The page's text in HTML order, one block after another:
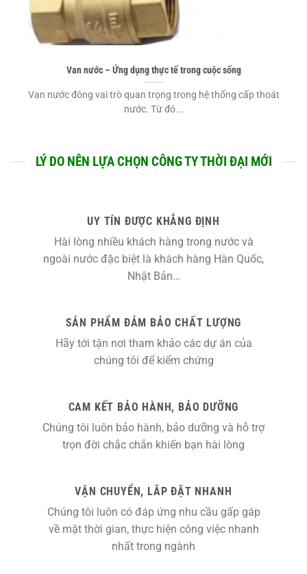
Van nước – Ứng dụng thực tế trong cuộc sống
Van nước đóng vai trò quan trọng trong hệ thống cấp thoát
nước. Từ đó...
LÝ DO NÊN LỰA CHỌN CÔNG TY THỜI ĐẠI MỚI
UY TÍN ĐƯỢC KHẲNG ĐỊNH
Hài lòng nhiều khách hàng trong nước và
ngoài nước đặc biệt là khách hàng Hàn Quốc,
Nhật Bản…
SẢN PHẨM ĐẢM BẢO CHẤT LƯỢNG
Hãy tới tận nơi tham khảo các dự án của
chúng tôi để kiểm chứng
CAM KẾT BẢO HÀNH, BẢO DƯỠNG
Chúng tôi luôn bảo hành, bảo dưỡng và hỗ trợ
trọn đời chắc chắn khiến bạn hài lòng
VẬN CHUYỂN, LẮP ĐẶT NHANH
Chúng tôi luôn có đáp ứng nhu cầu gấp gáp
về mặt thời gian, thực hiện công việc nhanh
nhất trong ngành